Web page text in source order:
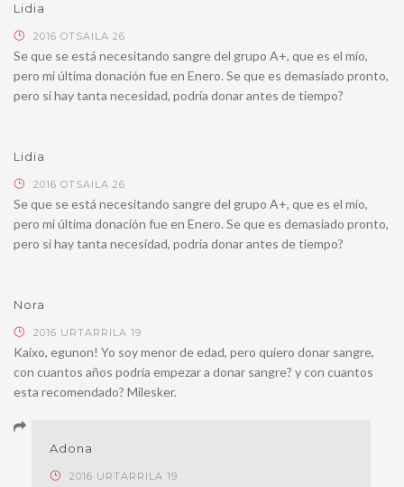
Lidia
2016 OTSAILA 26
Se que se está necesitando sangre del grupo A+, que es el mío,
pero mi última donación fue en Enero. Se que es demasiado pronto,
pero si hay tanta necesidad, podría donar antes de tiempo?
Lidia
2016 OTSAILA 26
Se que se está necesitando sangre del grupo A+, que es el mío,
pero mi última donación fue en Enero. Se que es demasiado pronto,
pero si hay tanta necesidad, podría donar antes de tiempo?
Nora
2016 URTARRILA 19
Kaixo, egunon! Yo soy menor de edad, pero quiero donar sangre,
con cuantos años podría empezar a donar sangre? y con cuantos
esta recomendado? Milesker.
Adona
2016 URTARRILA 19